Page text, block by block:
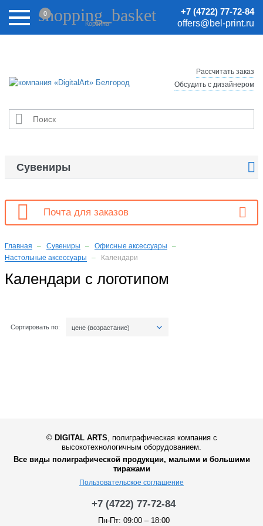
Внимание! Цены на сайте могут быть неактуальными.
Актуальные цены уточняйте у менеджеров.
+7 (4722) 77-72-84
offers@bel-print.ru
shopping_basket
Корзина
0

Рассчитать заказ
Обсудить с дизайнером
Сувениры 
 Почта для заказов
Главная Сувениры
Офисные аксессуары
Настольные аксессуары
Календари
Календари с логотипом
Сортировать по: цене (возрастание)
© DIGITAL ARTS
полиграфическая компания с
высокотехнологичным оборудованием.
Все виды полиграфической продукции, малыми и большими
тиражами
Пользовательское соглашение
+7 (4722) 77-72-84
Пн-Пт: 09:00 – 18:00